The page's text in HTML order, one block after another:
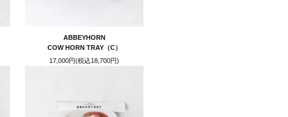
ABBEYHORN
COW HORN TRAY（C）
17,000円(税込18,700円)